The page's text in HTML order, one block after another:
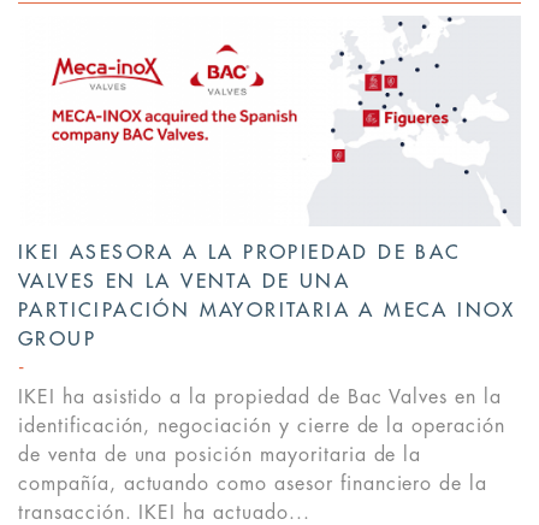
IKEI ASESORA A LA PROPIEDAD DE BAC
VALVES EN LA VENTA DE UNA
PARTICIPACIÓN MAYORITARIA A MECA INOX
GROUP
IKEI ha asistido a la propiedad de Bac Valves en la
identificación, negociación y cierre de la operación
de venta de una posición mayoritaria de la
compañía, actuando como asesor financiero de la
transacción. IKEI ha actuado...